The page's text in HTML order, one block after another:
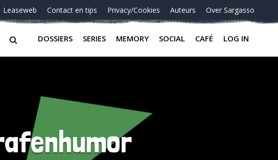
Leaseweb Contact en tips Privacy/Cookies Auteurs Over Sargasso
DOSSIERS SERIES MEMORY SOCIAL CAFÉ LOG IN